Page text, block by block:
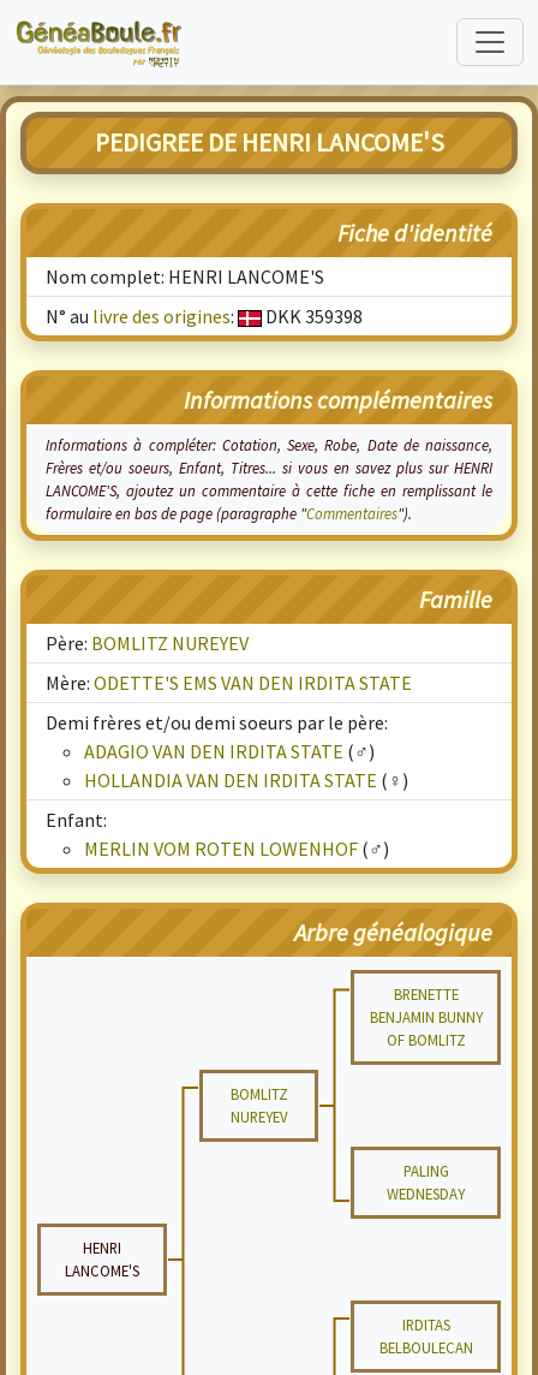
PEDIGREE DE HENRI LANCOME'S
Fiche d'identité
Nom complet: HENRI LANCOME'S
N° au livre des origines: DKK 359398
Informations complémentaires
Informations à compléter: Cotation, Sexe, Robe, Date de naissance,
Frères et/ou soeurs, Enfant, Titres... si vous en savez plus sur HENRI
LANCOME'S, ajoutez un commentaire à cette fiche en remplissant le
formulaire en bas de page (paragraphe "Commentaires").
Famille
Père: BOMLITZ NUREYEV
Mère: ODETTE'S EMS VAN DEN IRDITA STATE
Demi frères et/ou demi soeurs par le père:
ADAGIO VAN DEN IRDITA STATE (♂)
HOLLANDIA VAN DEN IRDITA STATE (♀)
Enfant:
MERLIN VOM ROTEN LOWENHOF (♂)
Arbre généalogique
BRENETTE
BENJAMIN BUNNY
OF BOMLITZ
BOMLITZ
NUREYEV
PALING
WEDNESDAY
HENRI
LANCOME'S
IRDITAS
BELBOULECAN